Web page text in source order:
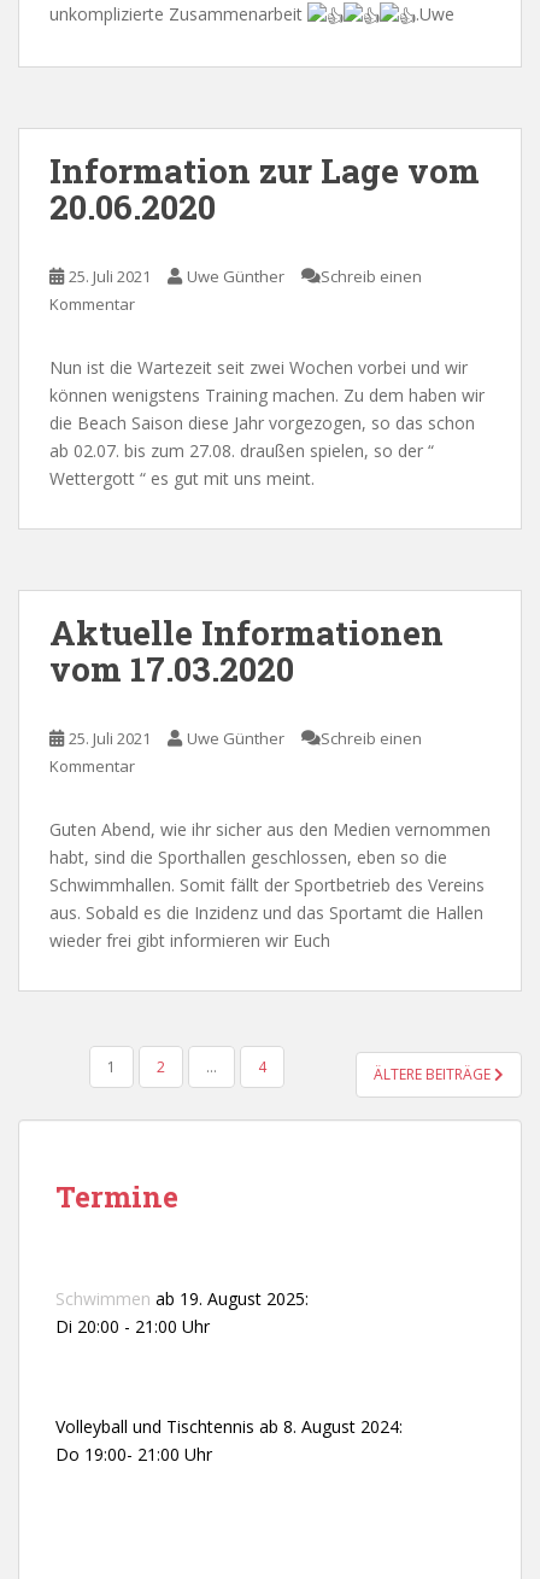
unkomplizierte Zusammenarbeit
.Uwe
Information zur Lage vom
20.06.2020
25. Juli 2021 Uwe Günther
Schreib einen
Kommentar
Nun ist die Wartezeit seit zwei Wochen vorbei und wir
können wenigstens Training machen. Zu dem haben wir
die Beach Saison diese Jahr vorgezogen, so das schon
ab 02.07. bis zum 27.08. draußen spielen, so der “
Wettergott “ es gut mit uns meint.
Aktuelle Informationen
vom 17.03.2020
25. Juli 2021 Uwe Günther
Schreib einen
Kommentar
Guten Abend, wie ihr sicher aus den Medien vernommen
habt, sind die Sporthallen geschlossen, eben so die
Schwimmhallen. Somit fällt der Sportbetrieb des Vereins
aus. Sobald es die Inzidenz und das Sportamt die Hallen
wieder frei gibt informieren wir Euch
SEITENNUMMERIERUNG
BEITRÄGE
1 2 … 4 ÄLTERE BEITRÄGE
Termine
Schwimmen ab 19. August 2025:
Di 20:00 - 21:00 Uhr
Volleyball und Tischtennis ab 8. August 2024:
Do 19:00- 21:00 Uhr